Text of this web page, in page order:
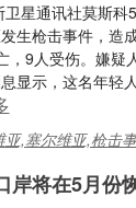
星通讯社莫斯科
生枪击事件，造
，9人受伤。嫌疑
显示，这名年轻
亚,塞尔维亚,枪击
岸将在5月份